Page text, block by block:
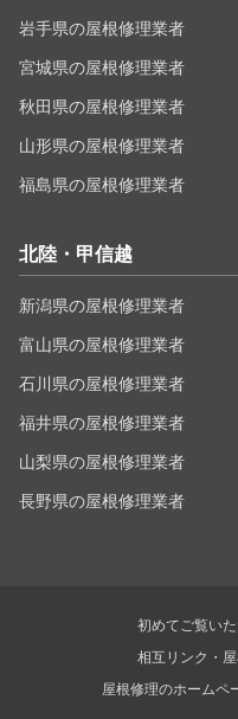
岩手県の屋根修理業者
宮城県の屋根修理業者
秋田県の屋根修理業者
山形県の屋根修理業者
福島県の屋根修理業者
北陸・甲信越
新潟県の屋根修理業者
富山県の屋根修理業者
石川県の屋根修理業者
福井県の屋根修理業者
山梨県の屋根修理業者
長野県の屋根修理業者
初めてご覧い
相互リンク・
屋根修理のホームペ